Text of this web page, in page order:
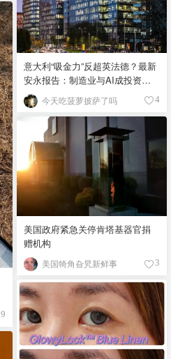
意大利“吸金力”反超英法德？最新
安永报告：制造业与AI成投资新
宠！ 今天吃菠萝披萨了吗 4
9
美国政府紧急关停肯塔基器官捐
赠机构
美国犄角旮旯新鲜事 3